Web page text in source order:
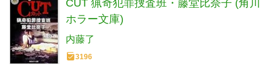
CUT 猟奇犯罪捜査班・藤堂比奈子 (角川
ホラー文庫)
内藤了
3196